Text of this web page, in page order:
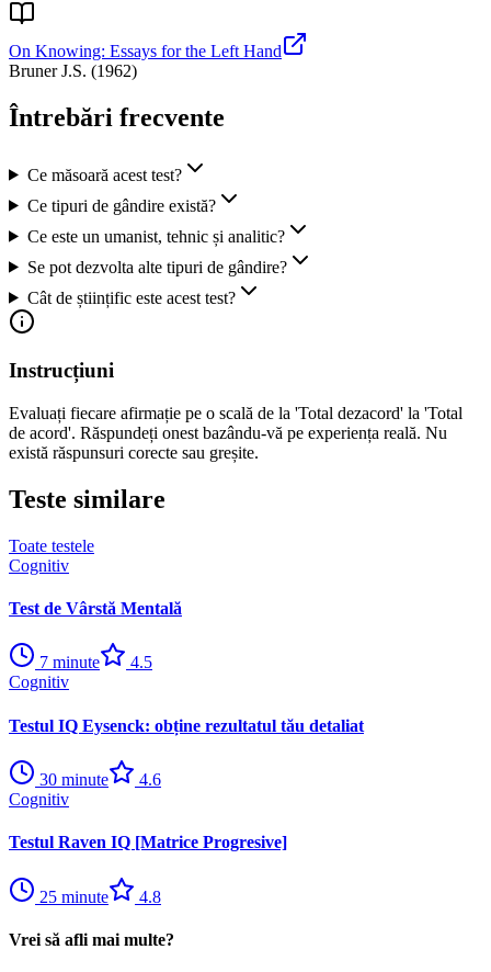
On Knowing: Essays for the Left Hand
Bruner J.S. (1962)
Întrebări frecvente
Ce măsoară acest test?
Ce tipuri de gândire există?
Ce este un umanist, tehnic și analitic?
Se pot dezvolta alte tipuri de gândire?
Cât de științific este acest test?
Instrucțiuni
Evaluați fiecare afirmație pe o scală de la 'Total dezacord' la 'Total
de acord'. Răspundeți onest bazându-vă pe experiența reală. Nu
există răspunsuri corecte sau greșite.
Teste similare
Toate testele
Cognitiv
Test de Vârstă Mentală
7 minute
4.5
Cognitiv
Testul IQ Eysenck: obține rezultatul tău detaliat
30 minute
4.6
Cognitiv
Testul Raven IQ [Matrice Progresive]
25 minute 4.8
Vrei să afli mai multe?